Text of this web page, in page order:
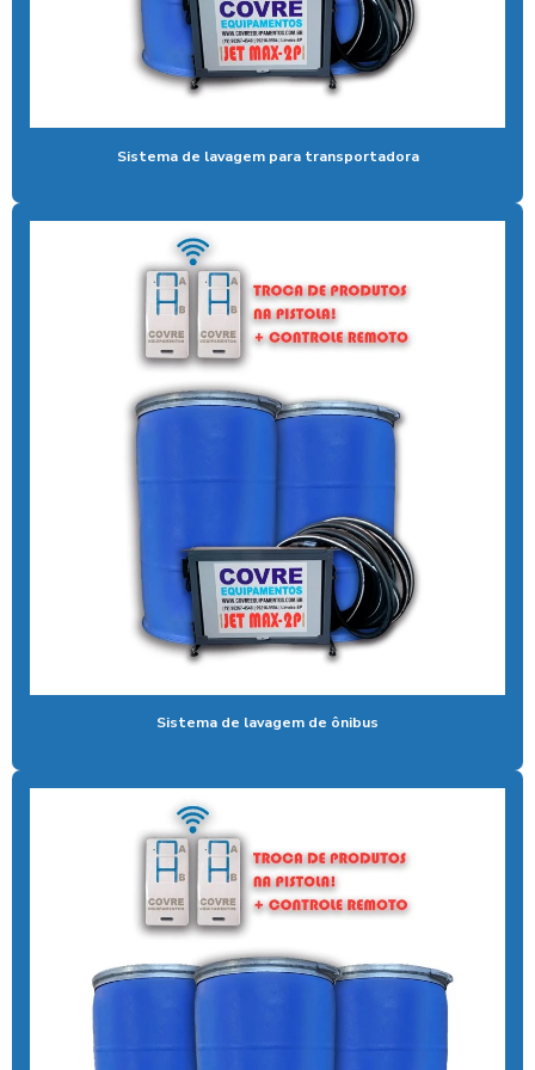
Aspirador self service pix preço
Aspirador self service para postos com pix
Aspirador self service preço
Aspirador self service com qr code
Bomba para lavar caminhão
Cal liquida para tratamento de agua
Cal para tratamento de água
Calibrador pneu moedeiro
Calibrador de pneus com pagamento via pix
Coagulante orgânico
Coagulante orgânico tanino
Contador de banhos
Controlador de banho
Controlador de banho com ficha
Controlador de banho com moedas
Controlador de banho com pix
Controlador de chuveiro
Controlador de chuveiro com pix
Controlador de ducha para quiosque
Controlador de tempo de banho
Sistema de lavagem para transportadora
Sistema de lavagem de ônibus